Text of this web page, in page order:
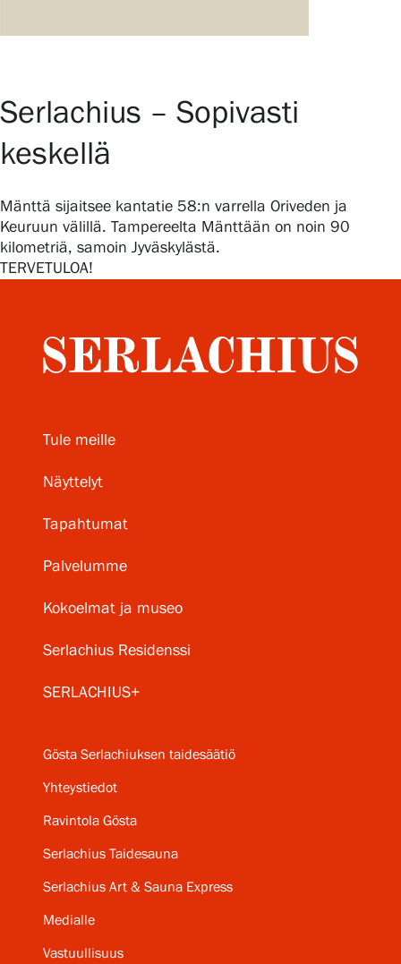
Serlachius – Sopivasti
keskellä
Mänttä sijaitsee kantatie 58:n varrella Oriveden ja
Keuruun välillä. Tampereelta Mänttään on noin 90
kilometriä, samoin Jyväskylästä.
TERVETULOA!
Tule meille
Näyttelyt
Tapahtumat
Palvelumme
Kokoelmat ja museo
Serlachius Residenssi
SERLACHIUS+
Gösta Serlachiuksen taidesäätiö
Yhteystiedot
Ravintola Gösta
Serlachius Taidesauna
Serlachius Art & Sauna Express
Medialle
Vastuullisuus